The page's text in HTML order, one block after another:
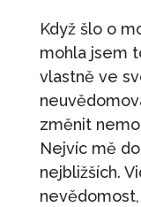
Když šlo o
mohla jsem
vlastně ve
změnit
Nejvíc mě
nejbližších.